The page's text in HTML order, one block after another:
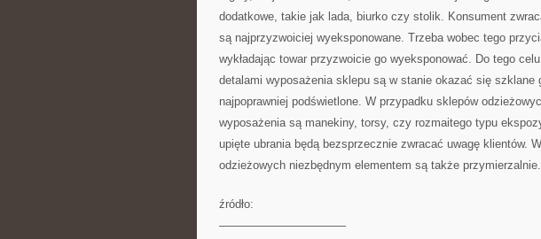
dodatkowe, takie jak lada, biurko czy stolik. Konsument
są najprzyzwoiciej wyeksponowane. Trzeba wobec tego
wykładając towar przyzwoicie go wyeksponować. Do tego
detalami wyposażenia sklepu są w stanie okazać się szklane
najpoprawniej podświetlone. W przypadku sklepów
wyposażenia są manekiny, torsy, czy rozmaitego typu
upięte ubrania będą bezsprzecznie zwracać uwagę klientów.
odzieżowych niezbędnym elementem są także przymierzalnie.
źródło:
———————————